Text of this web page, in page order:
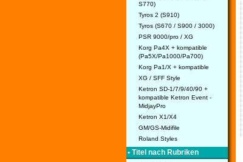
S770)
Tyros 2 (S910)
Tyros (S670 / S900 / 3000)
PSR 9000/pro / XG
Korg Pa4X + kompatible
(Pa5X/Pa1000/Pa700)
Korg Pa1/X + kompatible
XG / SFF Style
Ketron SD-1/7/9/40/90 +
kompatible Ketron Event -
MidjayPro
Ketron X1/X4
GM/GS-Midifile
Roland Styles
• Titel nach Rubriken